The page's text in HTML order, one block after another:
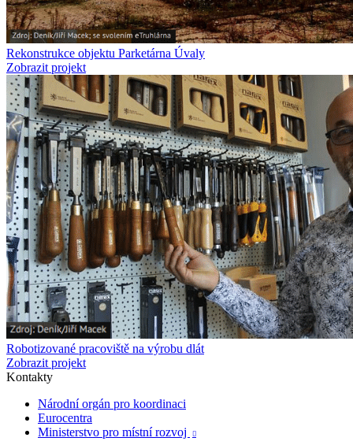
Rekonstrukce objektu Parketárna Úvaly
Zobrazit projekt
Robotizované pracoviště na výrobu dlát
Zobrazit projekt
Kontakty
Národní orgán pro koordinaci
Eurocentra
Ministerstvo pro místní rozvoj
